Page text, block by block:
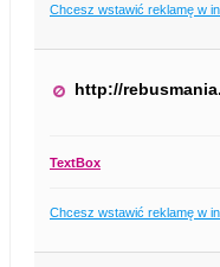
Chcesz wstawić reklamę w
http://
TextBox
Chcesz wstawić reklamę w